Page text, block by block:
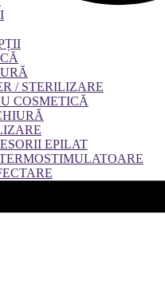
/ STERILIZARE
COSMETICĂ
EPILAT